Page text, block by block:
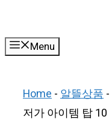
Menu
Home-알뜰상품-
저가 아이템 탑 10